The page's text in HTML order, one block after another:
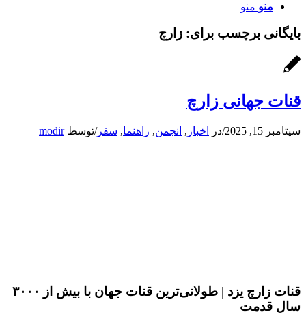
منو منو
بایگانی برچسب برای: زارچ
قنات جهانی زارچ
سپتامبر 15, 2025 /در اخبار , انجمن, راهنما, سفر/توسطmodir
قنات زارچ یزد | طولانی‌ترین قنات جهان با بیش از ۳۰۰۰
سال قدمت